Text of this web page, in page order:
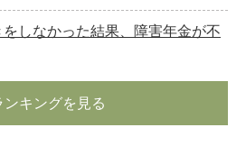
しなかった結果、障害年金が不
ンキングを見る